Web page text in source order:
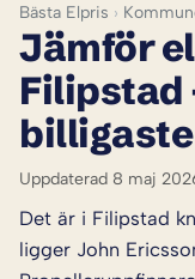
Bästa Elpris ›
Jämför
Filipstad
Uppdaterad 8 maj
Det är i Filipstad
ligger John